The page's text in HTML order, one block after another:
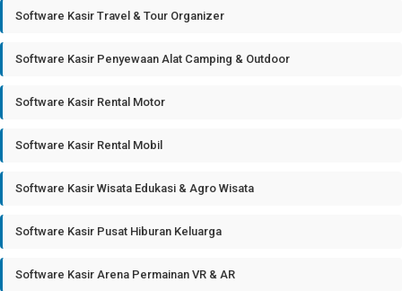
Software Kasir Travel & Tour Organizer
Software Kasir Penyewaan Alat Camping & Outdoor
Software Kasir Rental Motor
Software Kasir Rental Mobil
Software Kasir Wisata Edukasi & Agro Wisata
Software Kasir Pusat Hiburan Keluarga
Software Kasir Arena Permainan VR & AR